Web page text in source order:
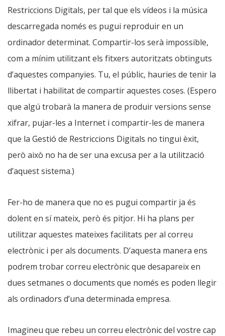
Restriccions Digitals, per tal que els vídeos i la música
descarregada només es pugui reproduir en un
ordinador determinat. Compartir-los serà impossible,
com a mínim utilitzant els fitxers autoritzats obtinguts
d’aquestes companyies. Tu, el públic, hauries de tenir la
llibertat i habilitat de compartir aquestes coses. (Espero
que algú trobarà la manera de produir versions sense
xifrar, pujar-les a Internet i compartir-les de manera
que la Gestió de Restriccions Digitals no tingui èxit,
però això no ha de ser una excusa per a la utilització
d’aquest sistema.)
Fer-ho de manera que no es pugui compartir ja és
dolent en sí mateix, però és pitjor. Hi ha plans per
utilitzar aquestes mateixes facilitats per al correu
electrònic i per als documents. D’aquesta manera ens
podrem trobar correu electrònic que desapareix en
dues setmanes o documents que només es poden llegir
als ordinadors d’una determinada empresa.
Imagineu que rebeu un correu electrònic del vostre cap